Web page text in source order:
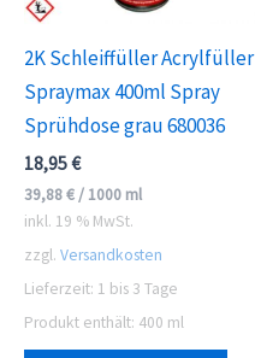
2K Schleiffüller Acrylfüller
Spraymax 400ml Spray
Sprühdose grau 680036
18,95€
39,88€ / 1000 ml
inkl. 19 % MwSt.
zzgl. Versandkosten
Lieferzeit: 1 bis 3 Tage
Produkt enthält: 400 ml